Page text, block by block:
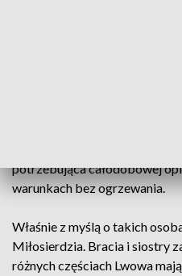
potrzebująca całodobowej
warunkach bez ogrzewania.
Właśnie z myślą o takich
Miłosierdzia. Bracia i siostry
różnych częściach Lwowa